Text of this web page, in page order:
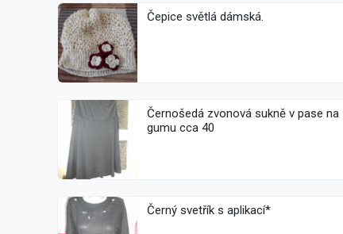
Čepice světlá dámská.
Černošedá zvonová sukně v pase na
gumu cca 40
Černý svetřík s aplikací*